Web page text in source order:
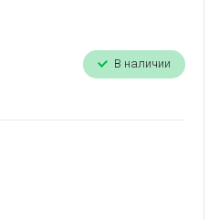
В наличии